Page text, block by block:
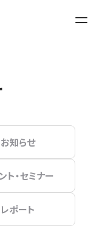
お知らせ
ト・セミナー
レポート